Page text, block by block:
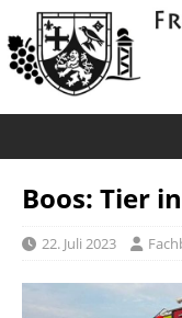
Boos: Tier
22. Juli 2023